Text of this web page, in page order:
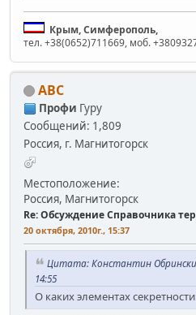
Крым, Симферополь,
тел. +38(0652)711669, моб.
АВС
Профи Гуру
Сообщений: 1,809
Россия, г. Магнитогорск
Местоположение:
Россия, Магнитогорск
Re: Обсуждение Справочника
20 октября, 2010г., 15:37
Цитата: Константин
14:55
О каких элементах